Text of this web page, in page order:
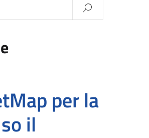
per la
il